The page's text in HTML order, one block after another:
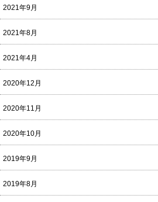
2021年9月
2021年8月
2021年4月
2020年12月
2020年11月
2020年10月
2019年9月
2019年8月